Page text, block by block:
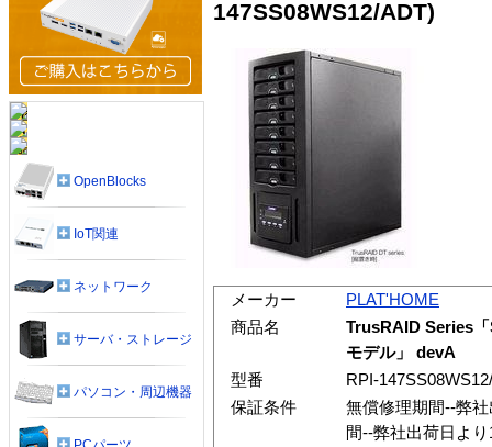
147SS08WS12/ADT)
メーカー
PLAT'HOME
商品名
TrusRAID Series
モデル」 devA
型番
RPI-
保証条件
無償修理期間--弊
間--弊社出荷日よ
OpenBlocks
IoT関連
ネットワーク
サーバ・ストレージ
パソコン・周辺機器